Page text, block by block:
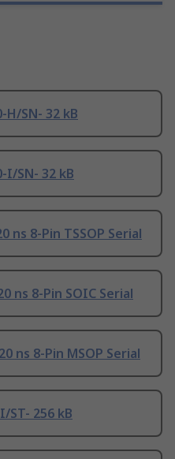
H/SN- 32 kB
I/SN- 32 kB
ns 8-Pin TSSOP Serial
ns 8-Pin SOIC Serial
ns 8-Pin MSOP Serial
ST- 256 kB